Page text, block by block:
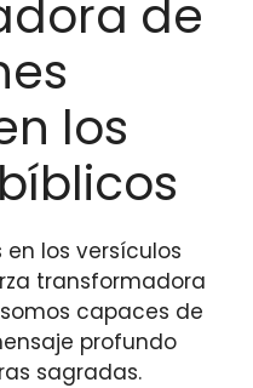
de
los
los versículos
transformadora
capaces de
profundo
sagradas.